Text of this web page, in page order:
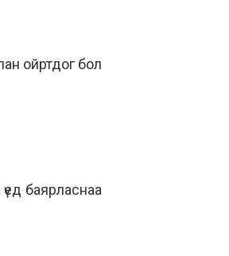
ойртдог бол
баярласнаа